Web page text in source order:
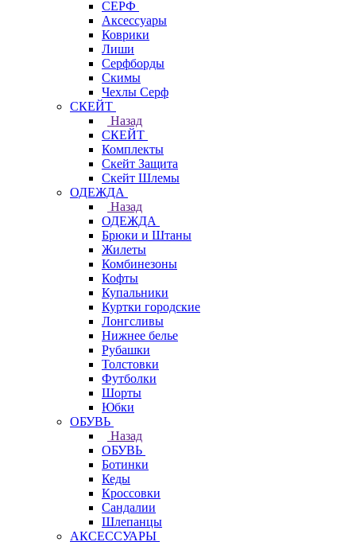
СЕРФ
Аксессуары
Коврики
Лиши
Серфборды
Скимы
Чехлы Cерф
СКЕЙТ
Назад
СКЕЙТ
Комплекты
Скейт Защита
Скейт Шлемы
ОДЕЖДА
Назад
ОДЕЖДА
Брюки и Штаны
Жилеты
Комбинезоны
Кофты
Купальники
Куртки городские
Лонгсливы
Нижнее белье
Рубашки
Толстовки
Футболки
Шорты
Юбки
ОБУВЬ
Назад
ОБУВЬ
Ботинки
Кеды
Кроссовки
Сандалии
Шлепанцы
АКСЕССУАРЫ